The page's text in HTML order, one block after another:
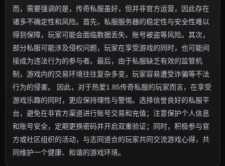
而，需要强调的是，传奇私服虽好，但并非官方运营，因此存在
诸多不确定性和风险。首先，私服服务器的稳定性与安全性难以
得到保障，玩家可能会面临数据丢失、账号被盗等风险。其次，
部分私服可能涉及侵权问题，玩家在享受游戏的同时，也可能间
接成为违法行为的参与者。最后，由于私服缺乏有效的监管机
制，游戏内的交易环境往往复杂多变，玩家容易遭受诈骗等不法
行为的侵害。 因此，对于热爱1.85传奇私服的玩家而言，在享受
游戏乐趣的同时，更应保持理性与警惕。选择信誉良好的私服平
台，避免在非官方渠道进行账号交易和充值；注意保护个人信息
和账号安全，定期更换密码并开启双重验证；同时，积极参与官
方或社区组织的活动，与志同道合的玩家共同交流游戏心得，共
同维护一个健康、和谐的游戏环境。